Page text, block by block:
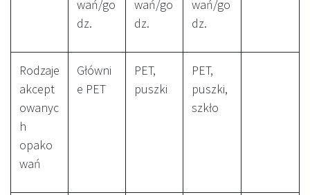
wań/go
dz.
wań/go
dz.
wań/go
dz.
Rodzaje
akcept
owanyc
h
opako
wań
Główni
e PET
PET,
puszki
PET,
puszki,
szkło